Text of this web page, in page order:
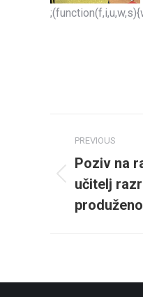
PREVIOUS
Previous
post:
Poziv na
učitelj